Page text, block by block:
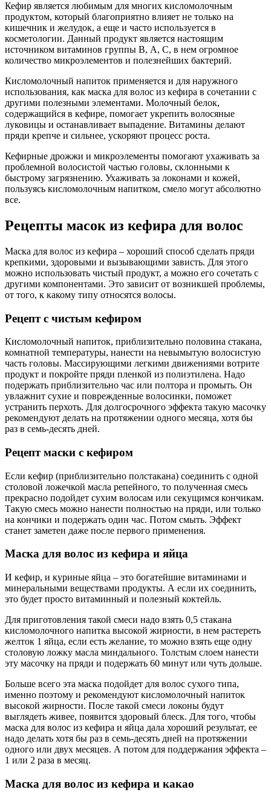
Кефир является любимым для многих кисломолочным
продуктом, который благоприятно влияет не только на
кишечник и желудок, а еще и часто используется в
косметологии. Данный продукт является настоящим
источником витаминов группы В, А, С, в нем огромное
количество микроэлементов и полезнейших бактерий.
Кисломолочный напиток применяется и для наружного
использования, как маска для волос из кефира в сочетании с
другими полезными элементами. Молочный белок,
содержащийся в кефире, помогает укрепить волосяные
луковицы и останавливает выпадение. Витамины делают
пряди крепче и сильнее, ускоряют процесс роста.
Кефирные дрожжи и микроэлементы помогают ухаживать за
проблемной волосистой частью головы, склонными к
быстрому загрязнению. Ухаживать за локонами и кожей,
пользуясь кисломолочным напитком, смело могут абсолютно
все.
Рецепты масок из кефира для волос
Маска для волос из кефира – хороший способ сделать пряди
крепкими, здоровыми и вызывающими зависть. Для этого
можно использовать чистый продукт, а можно его сочетать с
другими компонентами. Это зависит от возникшей проблемы,
от того, к какому типу относятся волосы.
Рецепт с чистым кефиром
Кисломолочный напиток, приблизительно половина стакана,
комнатной температуры, нанести на невымытую волосистую
часть головы. Массирующими легкими движениями вотрите
продукт и покройте пряди пленкой из полиэтилена. Надо
подержать приблизительно час или полтора и промыть. Он
увлажнит сухие и поврежденные волосинки, поможет
устранить перхоть. Для долгосрочного эффекта такую масочку
рекомендуют делать на протяжении одного месяца, хотя бы
раз в семь-десять дней.
Рецепт маски с кефиром
Если кефир (приблизительно полстакана) соединить с одной
столовой ложечкой масла репейного, то полученная смесь
прекрасно подойдет сухим волосам или секущимся кончикам.
Такую смесь можно нанести полностью на пряди, или только
на кончики и подержать один час. Потом смыть. Эффект
станет заметен даже после первого применения.
Маска для волос из кефира и яйца
И кефир, и куриные яйца – это богатейшие витаминами и
минеральными веществами продукты. А если их соединить,
это будет просто витаминный и полезный коктейль.
Для приготовления такой смеси надо взять 0,5 стакана
кисломолочного напитка высокой жирности, в нем растереть
желток 1 яйца, если есть желание, то можно взять еще одну
столовую ложку масла миндального. Толстым слоем нанести
эту масочку на пряди и подержать 60 минут или чуть дольше.
Больше всего эта маска подойдет для волос сухого типа,
именно поэтому и рекомендуют кисломолочный напиток
высокой жирности. После такой смеси локоны будут
выглядеть живее, появится здоровый блеск. Для того, чтобы
маска для волос из кефира и яйца дала хороший результат, ее
надо делать хотя бы раз в семь-десять дней на протяжении
одного или двух месяцев. А потом для поддержания эффекта –
1 или 2 раза в месяц.
Маска для волос из кефира и какао